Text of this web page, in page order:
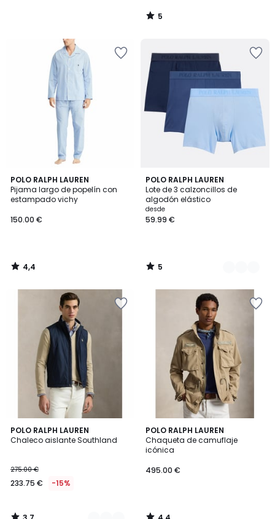
5
/
POLO RALPH LAUREN
Pijama largo de popelín con
estampado vichy
150.00 €
4,4
/ 5
4,4
/
POLO RALPH LAUREN
Lote de 3 calzoncillos de
algodón elástico
desde
59.99 €
5
/
5
2
Colores
5
/
POLO RALPH LAUREN
Chaleco aislante Southland
275.00 €
233.75 € -15%
3,7
/ 5
2
Colores
POLO RALPH LAUREN
Chaqueta de camuflaje
icónica
495.00 €
4,4
/ 5